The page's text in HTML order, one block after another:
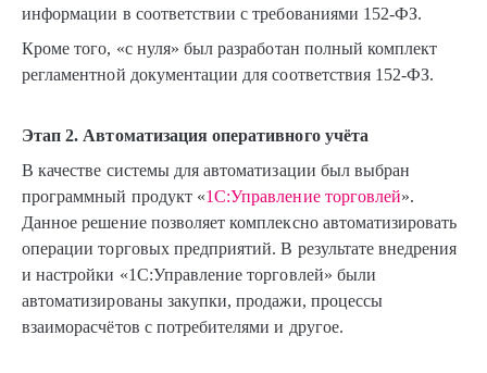
информации в соответствии с требованиями 152-ФЗ.
Кроме того, «с нуля» был разработан полный комплект
регламентной документации для соответствия 152-ФЗ.
Этап 2. Автоматизация оперативного учёта
В качестве системы для автоматизации был выбран
программный продукт «1С:Управление торговлей».
Данное решение позволяет комплексно автоматизировать
операции торговых предприятий. В результате внедрения
и настройки «1С:Управление торговлей» были
автоматизированы закупки, продажи, процессы
взаиморасчётов с потребителями и другое.